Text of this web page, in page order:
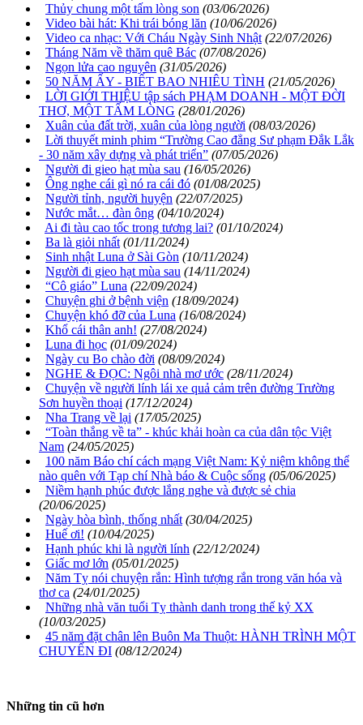
Thủy chung một tấm lòng son (03/06/2026)
Video bài hát: Khi trái bóng lăn (10/06/2026)
Video ca nhạc: Với Cháu Ngày Sinh Nhật (22/07/2026)
Tháng Năm về thăm quê Bác (07/08/2026)
Ngọn lửa cao nguyên (31/05/2026)
50 NĂM ẤY - BIẾT BAO NHIÊU TÌNH (21/05/2026)
LỜI GIỚI THIỆU tập sách PHẠM DOANH - MỘT ĐỜI
THƠ, MỘT TẤM LÒNG (28/01/2026)
Xuân của đất trời, xuân của lòng người (08/03/2026)
Lời thuyết minh phim “Trường Cao đẳng Sư phạm Đắk Lắk
- 30 năm xây dựng và phát triển” (07/05/2026)
Người đi gieo hạt mùa sau (16/05/2026)
Ông nghe cái gì nó ra cái đó (01/08/2025)
Người tỉnh, người huyện (22/07/2025)
Nước mắt… đàn ông (04/10/2024)
Ai đi tàu cao tốc trong tương lai? (01/10/2024)
Ba là giỏi nhất (01/11/2024)
Sinh nhật Luna ở Sài Gòn (10/11/2024)
Người đi gieo hạt mùa sau (14/11/2024)
“Cô giáo” Luna (22/09/2024)
Chuyện ghi ở bệnh viện (18/09/2024)
Chuyện khó đỡ của Luna (16/08/2024)
Khổ cái thân anh! (27/08/2024)
Luna đi học (01/09/2024)
Ngày cu Bo chào đời (08/09/2024)
NGHE & ĐỌC: Ngôi nhà mơ ước (28/11/2024)
Chuyện về người lính lái xe quả cảm trên đường Trường
Sơn huyền thoại (17/12/2024)
Nha Trang về lại (17/05/2025)
“Toàn thắng về ta” - khúc khải hoàn ca của dân tộc Việt
Nam (24/05/2025)
100 năm Báo chí cách mạng Việt Nam: Kỷ niệm không thể
nào quên với Tạp chí Nhà báo & Cuộc sống (05/06/2025)
Niềm hạnh phúc được lắng nghe và được sẻ chia
(20/06/2025)
Ngày hòa bình, thống nhất (30/04/2025)
Huế ơi! (10/04/2025)
Hạnh phúc khi là người lính (22/12/2024)
Giấc mơ lớn (05/01/2025)
Năm Tỵ nói chuyện rắn: Hình tượng rắn trong văn hóa và
thơ ca (24/01/2025)
Những nhà văn tuổi Tỵ thành danh trong thế kỷ XX
(10/03/2025)
45 năm đặt chân lên Buôn Ma Thuột: HÀNH TRÌNH MỘT
CHUYẾN ĐI (08/12/2024)
Những tin cũ hơn